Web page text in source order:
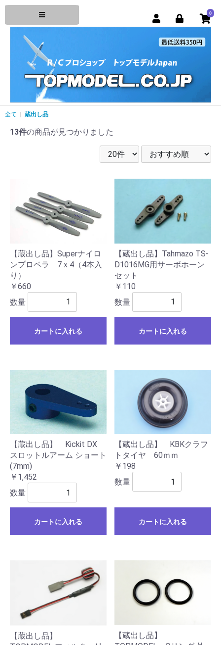
0
全て 蔵出し品
13件の商品が見つかりました
【蔵出し品】Superナイロ
ンプロペラ 7ｘ4（4本入
り）
￥660
数量
カートに入れる
【蔵出し品】Tahmazo TS-
D1016MG用サーボホーン
セット
￥110
数量
カートに入れる
【蔵出し品】 Kickit DX
スロットルアーム ショート
(7mm)
￥1,452
数量
カートに入れる
【蔵出し品】 KBKクラフ
トタイヤ 60ｍｍ
￥198
数量
カートに入れる
【蔵出し品】
【蔵出し品】